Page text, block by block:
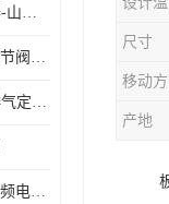
锅炉辅机-分水器集水器-山东龙源供热设备
自力式温控阀 电动调调节阀温控阀-济南张夏水暖设备
山东水龙王集团-真空排气定压机组
空调供热系统-DN150高频电子水除垢仪
尺寸
移动
产地